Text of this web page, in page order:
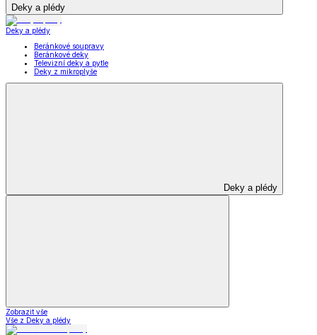
Deky a plédy
Deky a plédy
Beránkové soupravy
Beránkové deky
Televizní deky a pytle
Deky z mikroplyše
Deky a plédy
Zobrazit vše
Vše z Deky a plédy